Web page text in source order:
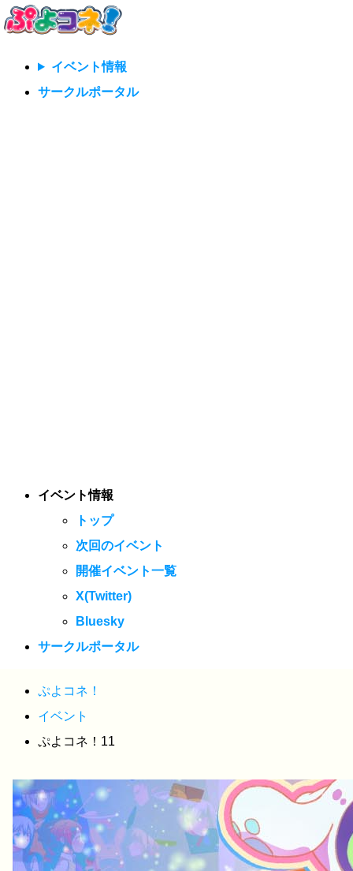
イベント情報
サークルポータル
イベント情報
トップ
次回のイベント
開催イベント一覧
X(Twitter)
Bluesky
サークルポータル
ぷよコネ！
イベント
ぷよコネ！11